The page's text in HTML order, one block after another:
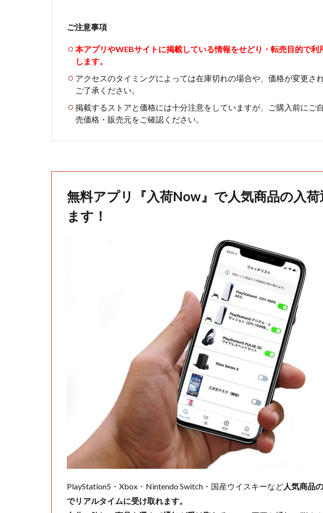
ご注意事項
本アプリやWEBサイトに掲載している情報をせどり・転売目的で利
します。
アクセスのタイミングによっては在庫切れの場合や、価格が変更さ
ご了承ください。
掲載するストアと価格には十分注意をしていますが、ご購入前にご
売価格・販売元をご確認ください。
無料アプリ『入荷Now』で人気商品の入
ます！
PlayStation5・Xbox・Nintendo Switch・国産ウイスキーなど人気商品
でリアルタイムに受け取れます。